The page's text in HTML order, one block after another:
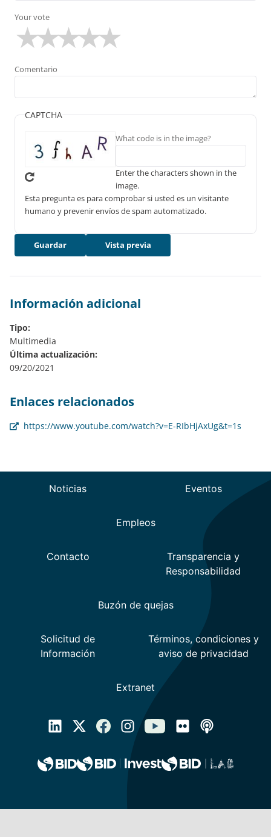
Your vote
Comentario
CAPTCHA
What code is in the image?
Enter the characters shown in the
image.
Esta pregunta es para comprobar si usted es un visitante
humano y prevenir envíos de spam automatizado.
Guardar Vista previa
Información adicional
Tipo:
Multimedia
Última actualización:
09/20/2021
Enlaces relacionados
https://www.youtube.com/watch?v=E-RIbHjAxUg&t=1s